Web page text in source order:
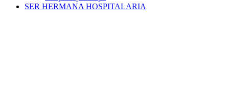
SER HERMANA HOSPITALARIA